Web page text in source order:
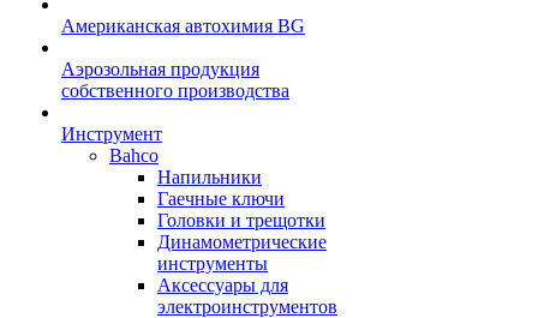
Американская автохимия BG
Аэрозольная продукция
собственного производства
Инструмент
Bahco
Напильники
Гаечные ключи
Головки и трещотки
Динамометрические
инструменты
Аксессуары для
электроинструментов